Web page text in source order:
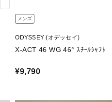
メンズ
ODYSSEY (オデッセイ)
X-ACT 46 WG 46° ｽﾁｰﾙｼｬﾌﾄ
¥9,790